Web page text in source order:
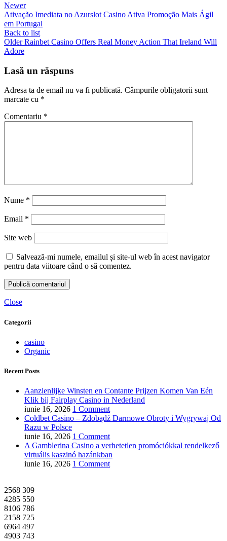
Newer
Ativação Imediata no Azurslot Casino Ativa Promoção Mais Ágil
em Portugal
Back to list
Older Rainbet Casino Offers Real Money Action That Ireland Will
Adore
Lasă un răspuns
Adresa ta de email nu va fi publicată. Câmpurile obligatorii sunt
marcate cu *
Comentariu *
Nume *
Email *
Site web
Salvează-mi numele, emailul și site-ul web în acest navigator
pentru data viitoare când o să comentez.
Close
Categorii
casino
Organic
Recent Posts
Aanzienlijke Winsten en Contante Prijzen Komen Van Eén
Klik bij Fairplay Casino in Nederland
iunie 16, 2026 1 Comment
Coldbet Casino – Zdobądź Darmowe Obroty i Wygrywaj Od
Razu w Polsce
iunie 16, 2026 1 Comment
A Gamblerina Casino a verhetetlen promóciókkal rendelkező
virtuális kaszinó hazánkban
iunie 16, 2026 1 Comment
2568 309
4285 550
8106 786
2158 725
6964 497
4903 743